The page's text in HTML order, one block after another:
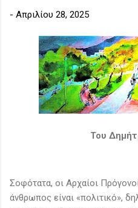
- Απριλίου 28, 2025
Του
Σοφότατα, οι Αρχαίοι
άνθρωπος είναι «πολιτικό»,